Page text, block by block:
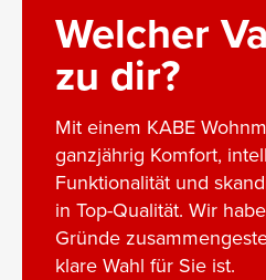
Welcher
zu dir?
Mit einem KABE
ganzjährig Komfort,
Funktionalität und
in Top-Qualität. Wir
Gründe
klare Wahl für Sie ist.